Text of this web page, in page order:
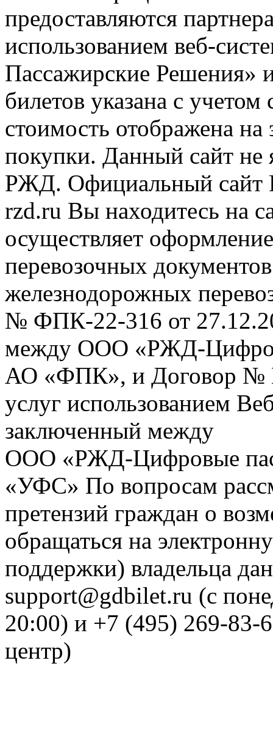
предоставляются
использованием веб-
Пассажирские
билетов указана с
стоимость отображена
покупки. Данный сайт не
РЖД. Официальный сайт
rzd.ru Вы находитесь на
осуществляет
перевозочных
железнодорожных
№ ФПК-22-316 от
между ООО «РЖД-
АО «ФПК», и Договор №
услуг использованием
заключенный между
ООО «РЖД-Цифровые
«УФС» По вопросам
претензий граждан о
обращаться на
поддержки) владельца
support@gdbilet.ru (с
20:00) и +7 (495) 269-83-
центр)